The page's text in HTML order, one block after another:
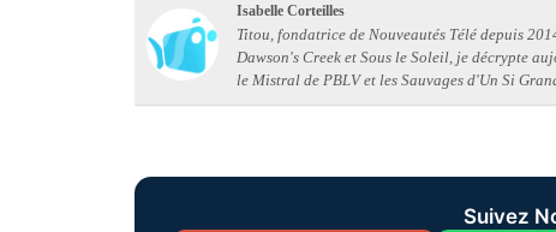
Isabelle Corteilles
Titou, fondatrice de Nouveautés Télé depuis
Dawson's Creek et Sous le Soleil, je décrypte
le Mistral de PBLV et les Sauvages d'Un Si
Suivez